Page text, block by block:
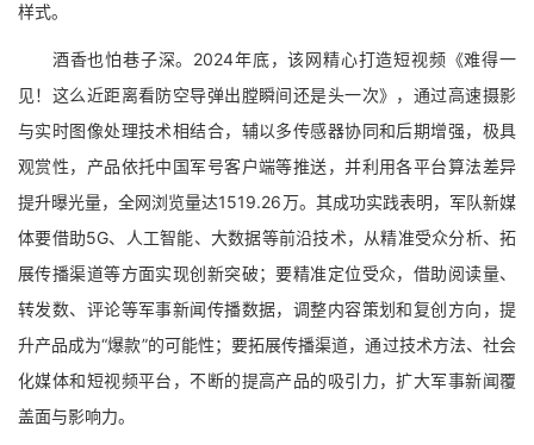
样式。
酒香也怕巷子深。2024年底，该网精心打造短视频《难得一
见！这么近距离看防空导弹出膛瞬间还是头一次》，通过高速摄影
与实时图像处理技术相结合，辅以多传感器协同和后期增强，极具
观赏性，产品依托中国军号客户端等推送，并利用各平台算法差异
提升曝光量，全网浏览量达1519.26万。其成功实践表明，军队新媒
体要借助5G、人工智能、大数据等前沿技术，从精准受众分析、拓
展传播渠道等方面实现创新突破；要精准定位受众，借助阅读量、
转发数、评论等军事新闻传播数据，调整内容策划和复创方向，提
升产品成为“爆款”的可能性；要拓展传播渠道，通过技术方法、社会
化媒体和短视频平台，不断的提高产品的吸引力，扩大军事新闻覆
盖面与影响力。